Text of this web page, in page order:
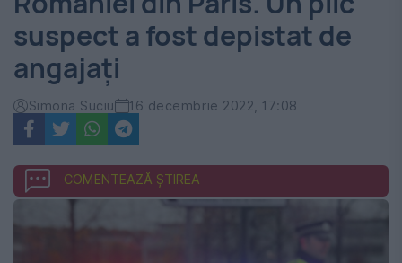
Evenimentul
Zilei
suspect a fost depistat de
angajați
Simona Suciu 16 decembrie 2022, 17:08
COMENTEAZĂ ȘTIREA